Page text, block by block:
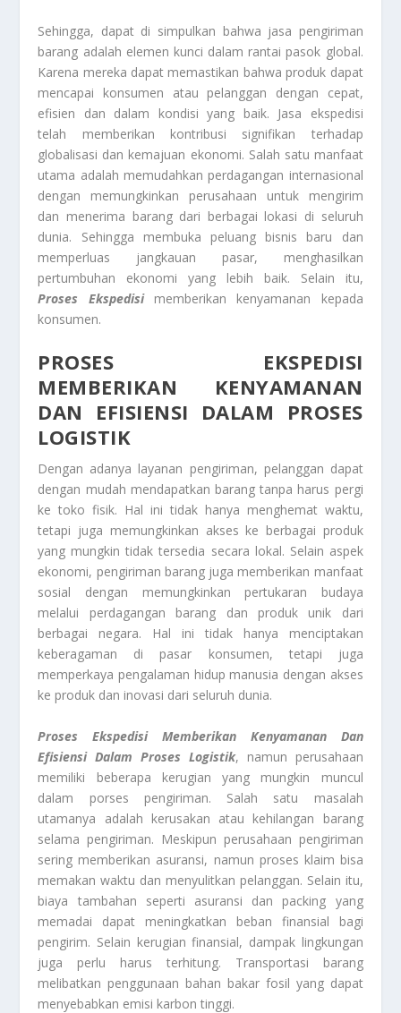
Sehingga, dapat di simpulkan bahwa jasa pengiriman
barang adalah elemen kunci dalam rantai pasok global.
Karena mereka dapat memastikan bahwa produk dapat
mencapai konsumen atau pelanggan dengan cepat,
efisien dan dalam kondisi yang baik. Jasa ekspedisi
telah memberikan kontribusi signifikan terhadap
globalisasi dan kemajuan ekonomi. Salah satu manfaat
utama adalah memudahkan perdagangan internasional
dengan memungkinkan perusahaan untuk mengirim
dan menerima barang dari berbagai lokasi di seluruh
dunia. Sehingga membuka peluang bisnis baru dan
memperluas jangkauan pasar, menghasilkan
pertumbuhan ekonomi yang lebih baik. Selain itu,
Proses Ekspedisimemberikan kenyamanan kepada
konsumen.
PROSES EKSPEDISI
MEMBERIKAN KENYAMANAN
DAN EFISIENSI DALAM PROSES
LOGISTIK
Dengan adanya layanan pengiriman, pelanggan dapat
dengan mudah mendapatkan barang tanpa harus pergi
ke toko fisik. Hal ini tidak hanya menghemat waktu,
tetapi juga memungkinkan akses ke berbagai produk
yang mungkin tidak tersedia secara lokal. Selain aspek
ekonomi, pengiriman barang juga memberikan manfaat
sosial dengan memungkinkan pertukaran budaya
melalui perdagangan barang dan produk unik dari
berbagai negara. Hal ini tidak hanya menciptakan
keberagaman di pasar konsumen, tetapi juga
memperkaya pengalaman hidup manusia dengan akses
ke produk dan inovasi dari seluruh dunia.
Proses Ekspedisi
Memberikan Kenyamanan Dan
Efisiensi Dalam Proses Logistik, namun perusahaan
memiliki beberapa kerugian yang mungkin muncul
dalam porses pengiriman. Salah satu masalah
utamanya adalah kerusakan atau kehilangan barang
selama pengiriman. Meskipun perusahaan pengiriman
sering memberikan asuransi, namun proses klaim bisa
memakan waktu dan menyulitkan pelanggan. Selain itu,
biaya tambahan seperti asuransi dan packing yang
memadai dapat meningkatkan beban finansial bagi
pengirim. Selain kerugian finansial, dampak lingkungan
juga perlu harus terhitung. Transportasi barang
melibatkan penggunaan bahan bakar fosil yang dapat
menyebabkan emisi karbon tinggi.